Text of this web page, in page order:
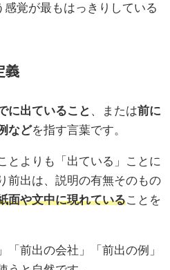
感覚が最もはっきりしている
義
に出ていること 、または前に
などを指す言葉です。
とよりも「出ている」ことに
前出は、説明の有無そのもの
面や文中に現れている ことを
「前出の会社」「前出の例」